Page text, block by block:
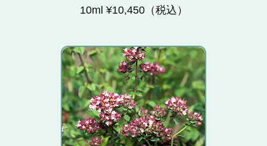
10ml ¥10,450（税込）
爽やかでスパイシーな香
りは、心を落ち着かせ、
ストレスから解放してく
れます。